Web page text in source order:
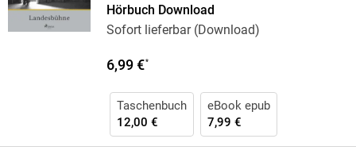
Hörbuch Download
Sofort lieferbar (Download)
6,99 €*
Taschenbuch
12,00 €
eBook epub
7,99 €